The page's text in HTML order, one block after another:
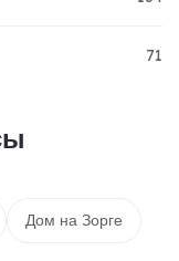
71
Дом на Зорге